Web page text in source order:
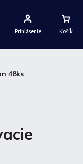
Nákupný
Košík
Prihlásenie
48ks